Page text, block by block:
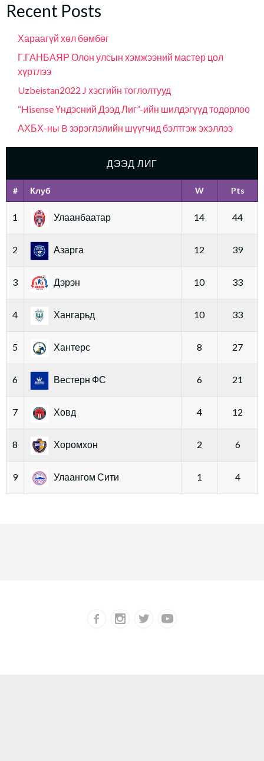
Recent Posts
Хараагүй хөл бөмбөг
Г.ГАНБАЯР Олон улсын хэмжээний мастер цол
хүртлээ
Uzbeistan2022 J хэсгийн тоглолтууд
“Hisense Үндэсний Дээд Лиг”-ийн шилдэгүүд тодорлоо
АХБХ-ны B зэрэглэлийн шүүгчид бэлтгэж эхэллээ
ДЭЭД ЛИГ
# Клуб W Pts
1 Улаанбаатар 14 44
2 Азарга 12 39
3 Дэрэн 10 33
4 Хангарьд 10 33
5 Хантерс 8 27
6 Вестерн ФС 6 21
7 Ховд 4 12
8 Хоромхон 2 6
9 Улаангом Сити 1 4